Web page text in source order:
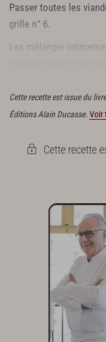
Passer toutes les
grille n° 6.
Les mélanger
Cette recette est issue du
Éditions Alain Ducasse. Voir
Cette recette